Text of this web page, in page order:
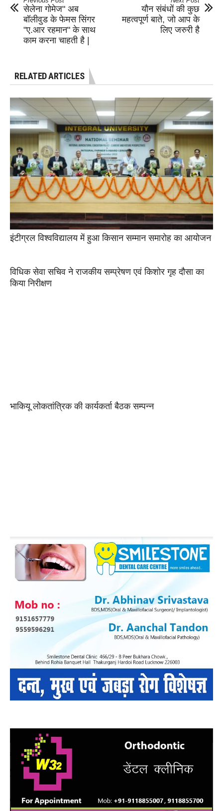
सेलेना गोमेज" अब
बॉलीवुड के फेमस सिंगर
"ए.आर रहमान" के साथ
काम करना चाहती है |
यौन संबंधों की कुछ
महत्वपूर्ण बाते, जो आप के
लिए जरुरी है
RELATED ARTICLES
इंटीग्रल विश्वविद्यालय में हुआ किसान सम्मान समारोह का आयोजन
विधिक सेवा सचिव ने राजकीय सम्प्रेषण एवं किशोर गृह दौसा का
किया निरीक्षण
भाकियू लोकतांत्रिक की कार्यकर्ता बैठक सम्पन्न